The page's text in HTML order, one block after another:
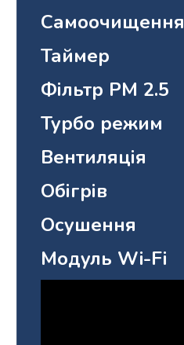
Самоочищення
Таймер
Фільтр PM 2.5
Турбо режим
Вентиляція
Обігрів
Осушення
Модуль Wi-Fi